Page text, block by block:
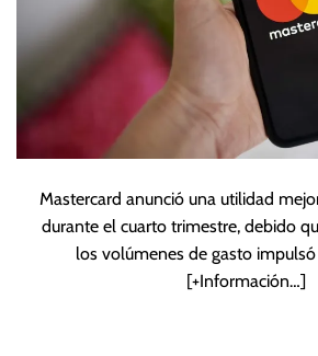
Mastercard anunció una utilidad
durante el cuarto trimestre, debido
los volúmenes de gasto
[+Información…]